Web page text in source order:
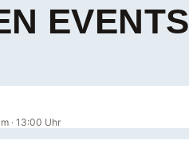
EVENTS
· 13:00 Uhr